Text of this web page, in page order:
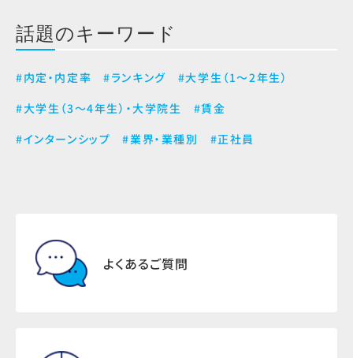
話題のキーワード
#内定・内定率 #ランキング
#大学生（1～2年生）
#大学生（3～4年生）・大学院生
#賃金
#インターンシップ
#業界・業種別 #正社員
よくあるご質問